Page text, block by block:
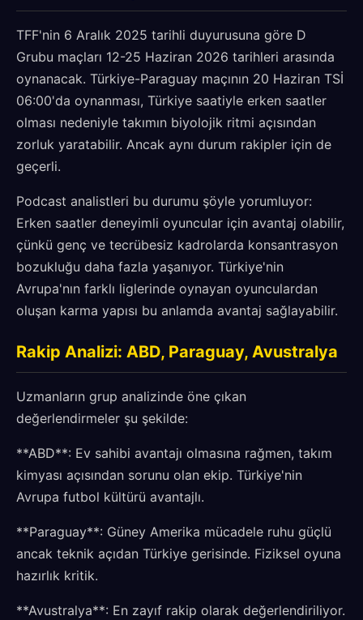
TFF'nin 6 Aralık 2025 tarihli duyurusuna göre D
Grubu maçları 12-25 Haziran 2026 tarihleri arasında
oynanacak. Türkiye-Paraguay maçının 20 Haziran TSİ
06:00'da oynanması, Türkiye saatiyle erken saatler
olması nedeniyle takımın biyolojik ritmi açısından
zorluk yaratabilir. Ancak aynı durum rakipler için de
geçerli.
Podcast analistleri bu durumu şöyle yorumluyor:
Erken saatler deneyimli oyuncular için avantaj olabilir,
çünkü genç ve tecrübesiz kadrolarda konsantrasyon
bozukluğu daha fazla yaşanıyor. Türkiye'nin
Avrupa'nın farklı liglerinde oynayan oyunculardan
oluşan karma yapısı bu anlamda avantaj sağlayabilir.
Rakip Analizi: ABD, Paraguay, Avustralya
Uzmanların grup analizinde öne çıkan
değerlendirmeler şu şekilde:
**ABD**: Ev sahibi avantajı olmasına rağmen, takım
kimyası açısından sorunu olan ekip. Türkiye'nin
Avrupa futbol kültürü avantajlı.
**Paraguay**: Güney Amerika mücadele ruhu güçlü
ancak teknik açıdan Türkiye gerisinde. Fiziksel oyuna
hazırlık kritik.
**Avustralya**: En zayıf rakip olarak değerlendiriliyor.